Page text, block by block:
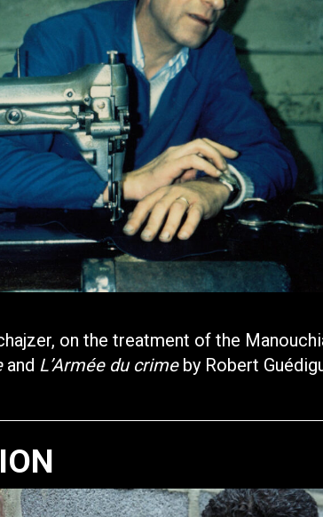
on the treatment of the
and L’Armée du crimeby Robert